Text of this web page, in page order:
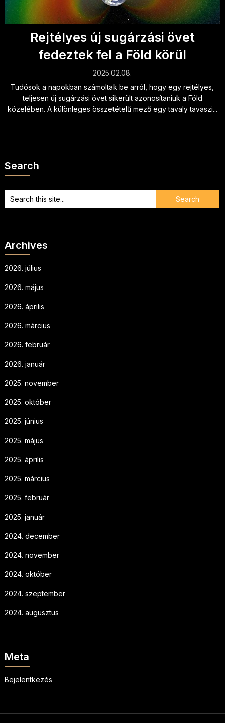
Rejtélyes új sugárzási övet
fedeztek fel a Föld körül
2025.02.08.
Tudósok a napokban számoltak be arról, hogy egy rejtélyes,
teljesen új sugárzási övet sikerült azonosítaniuk a Föld
közelében. A különleges összetételű mező egy tavaly tavaszi...
Search
Archives
2026. július
2026. május
2026. április
2026. március
2026. február
2026. január
2025. november
2025. október
2025. június
2025. május
2025. április
2025. március
2025. február
2025. január
2024. december
2024. november
2024. október
2024. szeptember
2024. augusztus
Meta
Bejelentkezés